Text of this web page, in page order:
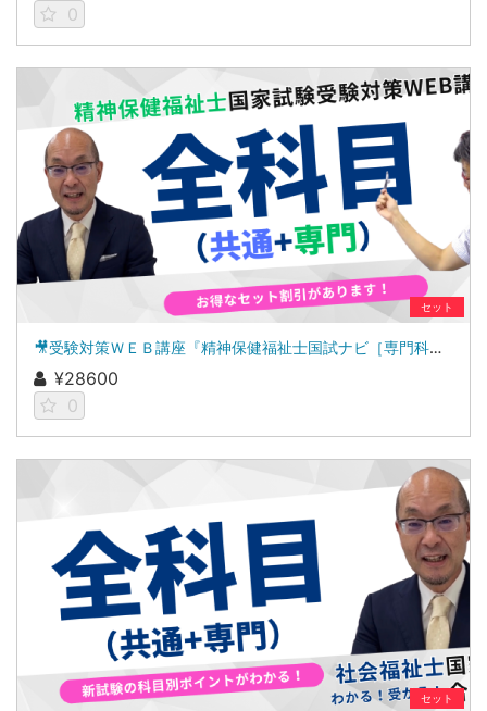
0
セット
🎥受験対策ＷＥＢ講座『精神保健福祉士国試ナビ［専門科目］２０２７』＆「科目別の重要ポイントがわかる！社会福祉士合格講座２０２７［共通科目］」
¥28600
0
セット